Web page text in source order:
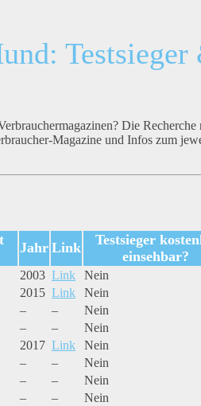
Die Recherche
Magazine und Infos zum
Jahr Link
Testsieger
einsehbar?
2003 Link Nein
2015 Link Nein
– – Nein
– – Nein
2017 Link Nein
– – Nein
– – Nein
– – Nein